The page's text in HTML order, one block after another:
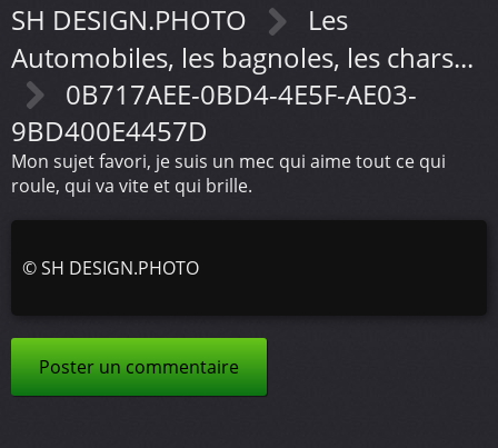
SH DESIGN.PHOTO
Les
Automobiles, les bagnoles, les chars...
0B717AEE-0BD4-4E5F-AE03-
9BD400E4457D
Mon sujet favori, je suis un mec qui aime tout ce qui
roule, qui va vite et qui brille.
©SH DESIGN.PHOTO
Poster un commentaire